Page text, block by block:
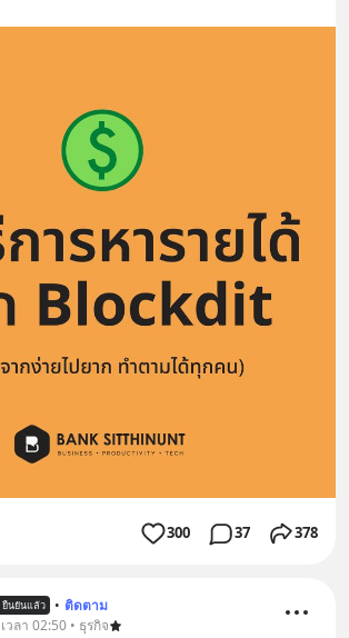
300 37 378
ยืนยันแล้ว • ติดตาม
วลา 02:50 • ธุรกิจ